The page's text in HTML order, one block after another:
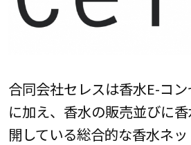
合同会社セレスは香水E-コ
に加え、香水の販売並びに
開している総合的な香水ネッ